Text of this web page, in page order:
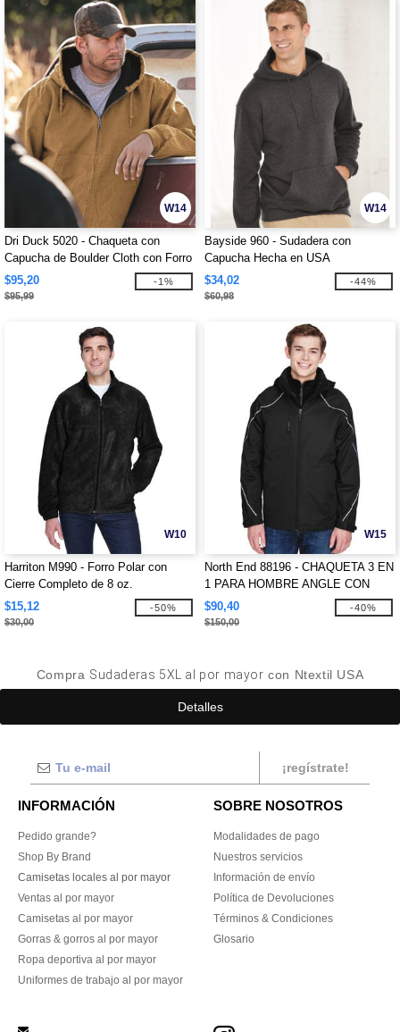
W14
Dri Duck 5020 - Chaqueta con
Capucha de Boulder Cloth con Forro
de Tricot Acolchado
$95,20
$95,99
-1%
W14
Bayside 960 - Sudadera con
Capucha Hecha en USA
$34,02
$60,98
-44%
W10
Harriton M990 - Forro Polar con
Cierre Completo de 8 oz.
$15,12
$30,00
-50%
W15
North End 88196 - CHAQUETA 3 EN
1 PARA HOMBRE ANGLE CON
FORRO DE FORRO POLAR UNIDO
$90,40
$150,00
-40%
Compra Sudaderas 5XL al por mayor con Ntextil USA
Detalles
¡regístrate!
INFORMACIÓN
Pedido grande?
Shop By Brand
Camisetas locales al por mayor
Ventas al por mayor
Camisetas al por mayor
Gorras & gorros al por mayor
Ropa deportiva al por mayor
Uniformes de trabajo al por mayor
SOBRE NOSOTROS
Modalidades de pago
Nuestros servicios
Información de envío
Política de Devoluciones
Términos & Condiciones
Glosario